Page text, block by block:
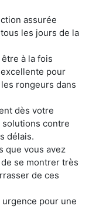
assurée
les jours de la
à la fois
pour
rongeurs dans
dès votre
contre
délais.
que vous avez
se montrer très
de ces
pour une